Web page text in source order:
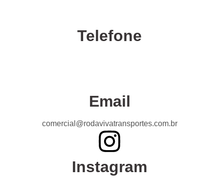
Telefone
Email
comercial@rodavivatransportes.com.br
Instagram